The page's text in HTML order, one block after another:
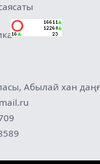
Абылай хан